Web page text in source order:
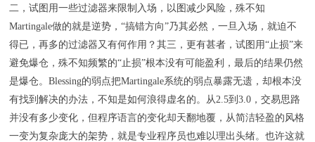
二，试图用一些过滤器来限制入场，以图减少风险，殊不知
Martingale做的就是逆势，“搞错方向”乃其必然，一旦入场，就迫不
得已，再多的过滤器又有何作用？其三，更有甚者，试图用“止损”来
避免爆仓，殊不知频繁的“止损”根本没有可能盈利，最后的结果仍然
是爆仓。Blessing的弱点把Martingale系统的弱点暴露无遗，却根本没
有找到解决的办法，不知是如何浪得虚名的。从2.5到3.0，交易思路
并没有多少变化，但程序语言的变化却天翻地覆，从简洁轻盈的风格
一变为复杂庞大的架势，就是专业程序员也难以理出头绪。也许这就